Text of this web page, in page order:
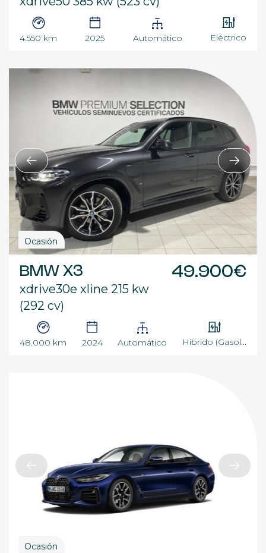
4.550 km 2025 Automático Eléctrico
Ocasión
BMW X3
xdrive30e xline 215 kw
(292 cv)
49.900€
48.000 km 2024 Automático Híbrido (Gasol...
Ocasión